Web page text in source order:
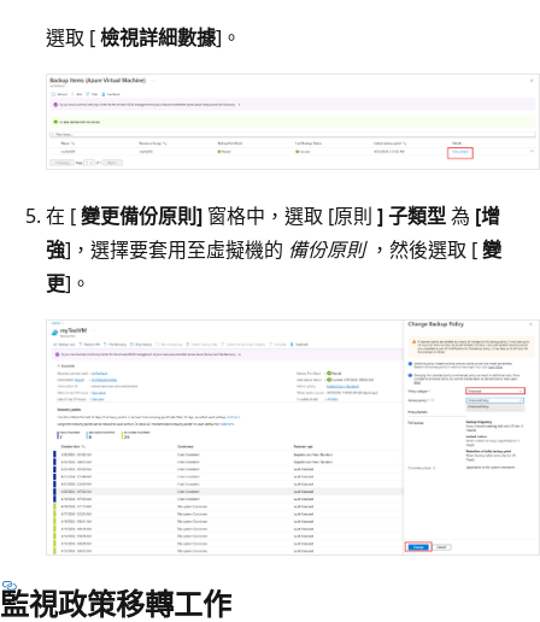
選取 [檢視詳細數據]。
在 [變更備份原則] 窗格中，選取 [原則 ] 子類型為 [增
強]，選擇要套用至虛擬機的 備份原則，然後選取 [變
更]。
監視政策移轉工作